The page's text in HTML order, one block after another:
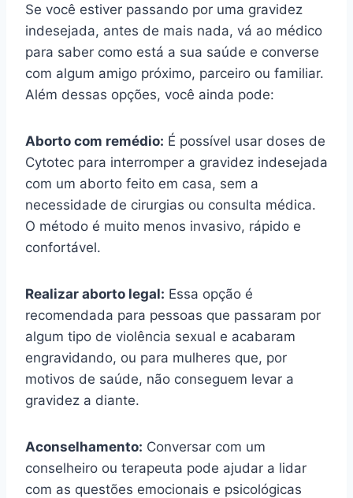
Se você estiver passando por uma gravidez
indesejada, antes de mais nada, vá ao médico
para saber como está a sua saúde e converse
com algum amigo próximo, parceiro ou familiar.
Além dessas opções, você ainda pode:
Aborto com remédio: É possível usar doses de
Cytotec para interromper a gravidez indesejada
com um aborto feito em casa, sem a
necessidade de cirurgias ou consulta médica.
O método é muito menos invasivo, rápido e
confortável.
Realizar aborto legal: Essa opção é
recomendada para pessoas que passaram por
algum tipo de violência sexual e acabaram
engravidando, ou para mulheres que, por
motivos de saúde, não conseguem levar a
gravidez a diante.
Aconselhamento: Conversar com um
conselheiro ou terapeuta pode ajudar a lidar
com as questões emocionais e psicológicas